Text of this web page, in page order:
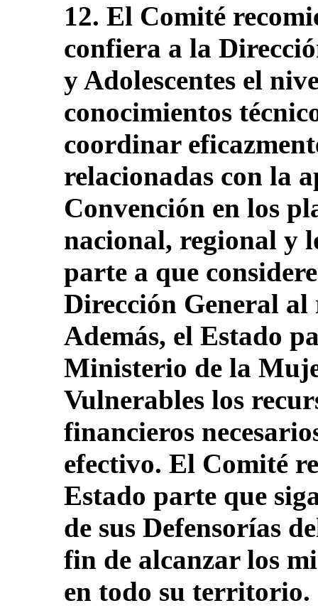
12. El Comité
confiera a la
y Adolescentes el
conocimientos
coordinar
relacionadas con la
Convención en los
nacional, regional y
parte a que
Dirección General
Además, el Estado
Ministerio de la
Vulnerables los
financieros
efectivo. El Comité
Estado parte que
de sus Defensorías
fin de alcanzar los
en todo su territorio.